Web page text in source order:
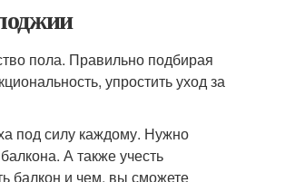
пола. Правильно подбирая
упростить уход за
под силу каждому. Нужно
А также учесть
балкон и чем, вы сможете